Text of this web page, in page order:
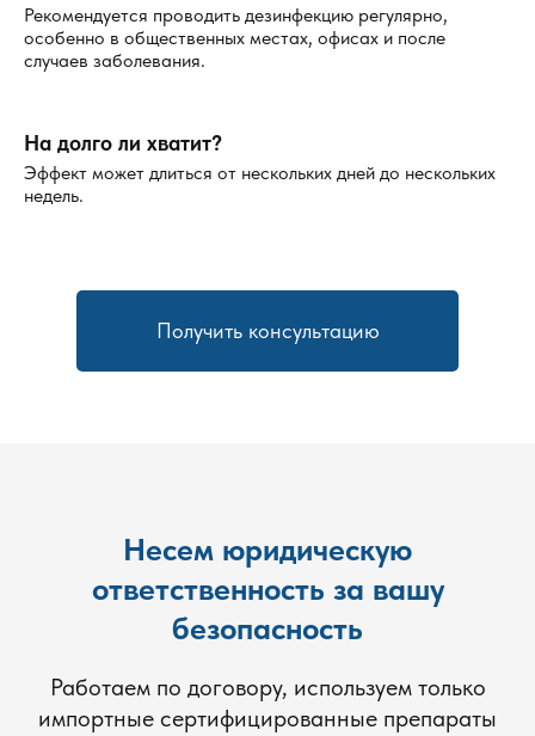
Рекомендуется проводить дезинфекцию регулярно,
особенно в общественных местах, офисах и после
случаев заболевания.
На долго ли хватит?
Эффект может длиться от нескольких дней до нескольких
недель.
Получить консультацию
Несем юридическую
ответственность за вашу
безопасность
Работаем по договору, используем только
импортные сертифицированные препараты